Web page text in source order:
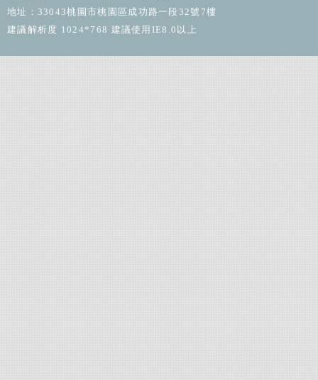
地址：33043桃園市桃園區成功路一段32號7樓
建議解析度 1024*768 建議使用IE8.0以上